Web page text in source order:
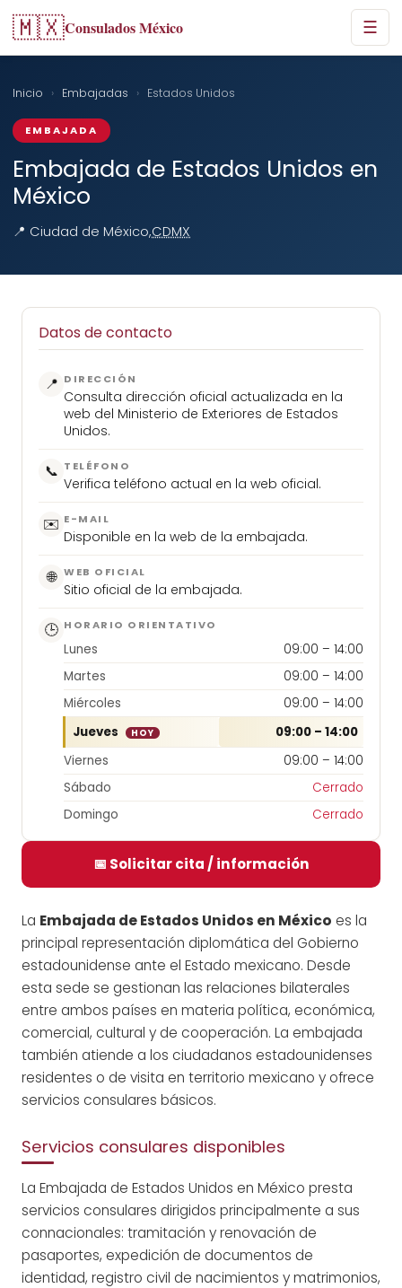
🇲🇽Consulados México ☰
Inicio › Embajadas › Estados Unidos
EMBAJADA
Embajada de Estados Unidos en
México
📍 Ciudad de México,CDMX
La Embajada de Estados Unidos en México es la
principal representación diplomática del Gobierno
estadounidense ante el Estado mexicano. Desde
esta sede se gestionan las relaciones bilaterales
entre ambos países en materia política, económica,
comercial, cultural y de cooperación. La embajada
también atiende a los ciudadanos estadounidenses
residentes o de visita en territorio mexicano y ofrece
servicios consulares básicos.
Servicios consulares disponibles
La Embajada de Estados Unidos en México presta
servicios consulares dirigidos principalmente a sus
connacionales: tramitación y renovación de
pasaportes, expedición de documentos de
identidad, registro civil de nacimientos y matrimonios,
Datos de contacto
📍 DIRECCIÓN
Consulta dirección oficial actualizada en la
web del Ministerio de Exteriores de Estados
Unidos.
📞 TELÉFONO
Verifica teléfono actual en la web oficial.
✉️ E-MAIL
Disponible en la web de la embajada.
🌐 WEB OFICIAL
Sitio oficial de la embajada.
🕒 HORARIO ORIENTATIVO
Lunes
09:00 – 14:00
Martes
09:00 – 14:00
Miércoles
09:00 – 14:00
Jueves
HOY
09:00 – 14:00
Viernes
09:00 – 14:00
Sábado
Cerrado
Domingo
Cerrado
📅 Solicitar cita / información